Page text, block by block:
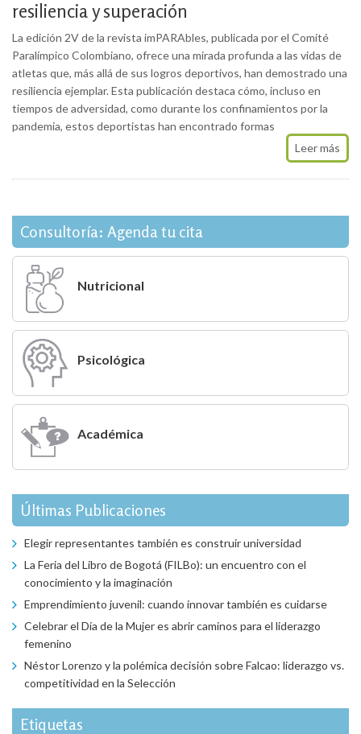
resiliencia y superación
La edición 2V de la revista imPARAbles, publicada por el Comité
Paralímpico Colombiano, ofrece una mirada profunda a las vidas de
atletas que, más allá de sus logros deportivos, han demostrado una
resiliencia ejemplar. Esta publicación destaca cómo, incluso en
tiempos de adversidad, como durante los confinamientos por la
pandemia, estos deportistas han encontrado formas
Leer más
Consultoría: Agenda tu cita
Nutricional
Psicológica
Académica
Últimas Publicaciones
Elegir representantes también es construir universidad
La Feria del Libro de Bogotá (FILBo): un encuentro con el
conocimiento y la imaginación
Emprendimiento juvenil: cuando innovar también es cuidarse
Celebrar el Día de la Mujer es abrir caminos para el liderazgo
femenino
Néstor Lorenzo y la polémica decisión sobre Falcao: liderazgo vs.
competitividad en la Selección
Etiquetas